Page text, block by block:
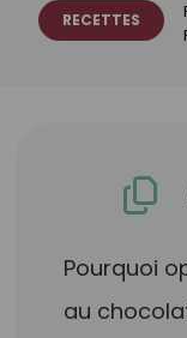
RECETTES
Pourquoi
au